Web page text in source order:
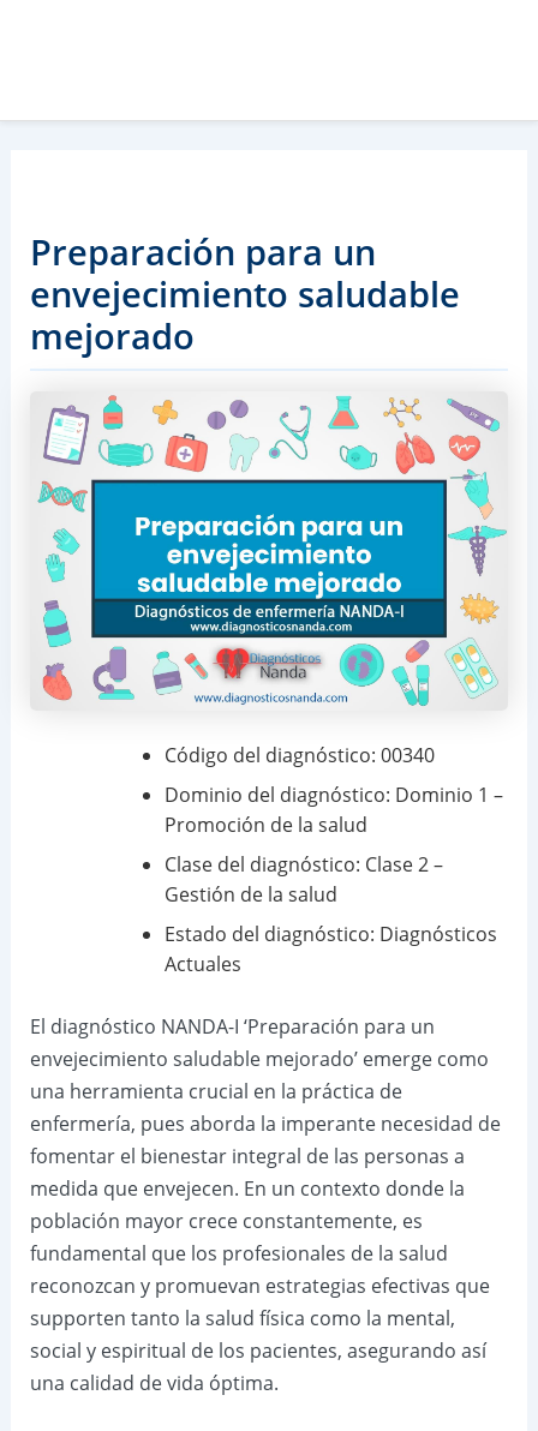
Preparación para un
envejecimiento saludable
mejorado
Código del diagnóstico: 00340
Dominio del diagnóstico: Dominio 1 –
Promoción de la salud
Clase del diagnóstico: Clase 2 –
Gestión de la salud
Estado del diagnóstico: Diagnósticos
Actuales
El diagnóstico NANDA-I ‘Preparación para un
envejecimiento saludable mejorado’ emerge como
una herramienta crucial en la práctica de
enfermería, pues aborda la imperante necesidad de
fomentar el bienestar integral de las personas a
medida que envejecen. En un contexto donde la
población mayor crece constantemente, es
fundamental que los profesionales de la salud
reconozcan y promuevan estrategias efectivas que
supporten tanto la salud física como la mental,
social y espiritual de los pacientes, asegurando así
una calidad de vida óptima.